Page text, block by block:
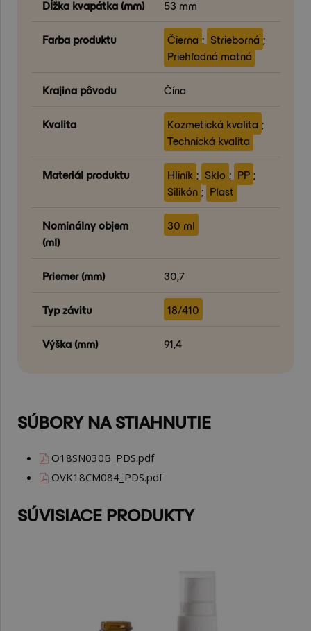
Dĺžka kvapátka (mm) 53 mm
Farba produktu Čierna ; Strieborná ;
Priehľadná matná
Krajina pôvodu Čína
Kvalita Kozmetická kvalita ;
Technická kvalita
Materiál produktu Hliník ; Sklo ; PP ;
Silikón ; Plast
Nominálny objem
(ml)
30 ml
Priemer (mm) 30,7
Typ závitu 18/410
Výška (mm) 91,4
SÚBORY NA STIAHNUTIE
O18SN030B_PDS.pdf
OVK18CM084_PDS.pdf
SÚVISIACE PRODUKTY